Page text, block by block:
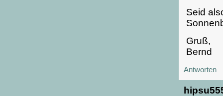
Seid
Gruß,
Bernd
Antworten